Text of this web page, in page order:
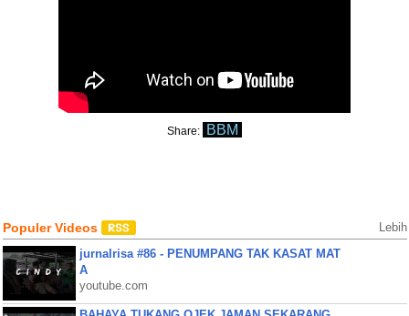
Share: BBM
Populer Videos Lebih
jurnalrisa #86 - PENUMPANG TAK KASAT MAT
A
youtube.com